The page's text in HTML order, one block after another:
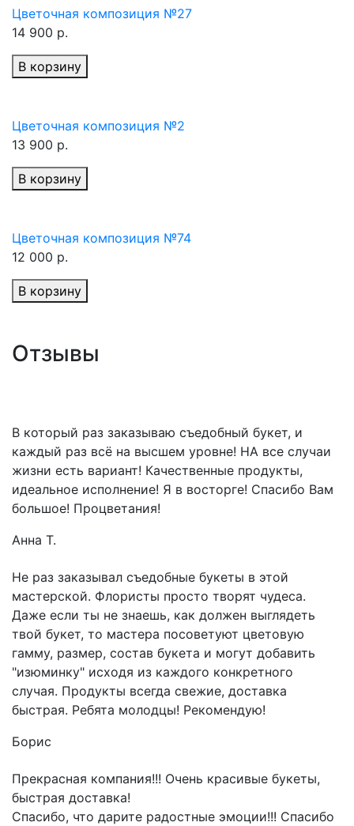
Цветочная композиция №27
14 900 р.
В корзину
Цветочная композиция №2
13 900 р.
В корзину
Цветочная композиция №74
12 000 р.
В корзину
Отзывы
В который раз заказываю съедобный букет, и
каждый раз всё на высшем уровне! НА все случаи
жизни есть вариант! Качественные продукты,
идеальное исполнение! Я в восторге! Спасибо Вам
большое! Процветания!
Анна Т.
Не раз заказывал съедобные букеты в этой
мастерской. Флористы просто творят чудеса.
Даже если ты не знаешь, как должен выглядеть
твой букет, то мастера посоветуют цветовую
гамму, размер, состав букета и могут добавить
"изюминку" исходя из каждого конкретного
случая. Продукты всегда свежие, доставка
быстрая. Ребята молодцы! Рекомендую!
Борис
Прекрасная компания!!! Очень красивые букеты,
быстрая доставка!
Спасибо, что дарите радостные эмоции!!! Спасибо